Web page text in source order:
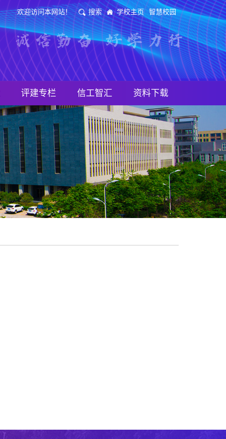
欢迎访问本网站！ 搜索 学校主页 智慧校园
评建专栏 信工智汇 资料下载